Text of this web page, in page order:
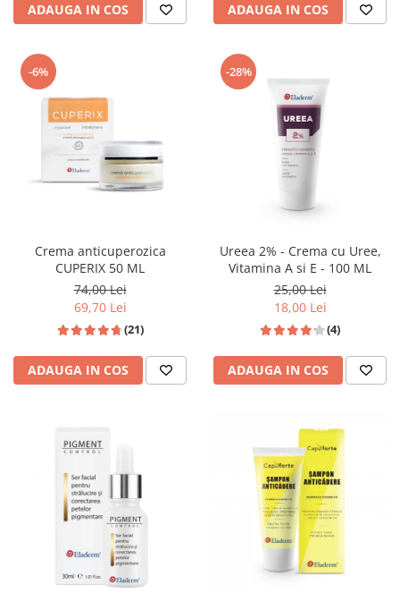
ADAUGA IN COS ADAUGA IN COS
-6%
Crema anticuperozica
CUPERIX 50 ML
74,00 Lei
69,70 Lei
(21)
ADAUGA IN COS
-28%
Ureea 2% - Crema cu Uree,
Vitamina A si E - 100 ML
25,00 Lei
18,00 Lei
(4)
ADAUGA IN COS